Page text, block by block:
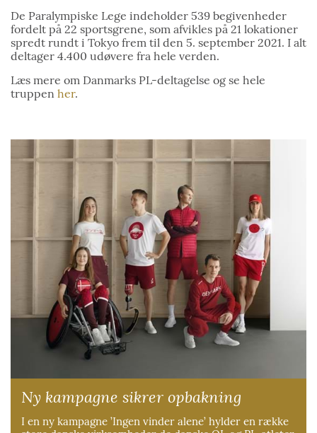
De Paralympiske Lege indeholder 539 begivenheder
fordelt på 22 sportsgrene, som afvikles på 21 lokationer
spredt rundt i Tokyo frem til den 5. september 2021. I alt
deltager 4.400 udøvere fra hele verden.
Læs mere om Danmarks PL-deltagelse og se hele
truppen her.
Ny kampagne sikrer opbakning
I en ny kampagne ’Ingen vinder alene’ hylder en række